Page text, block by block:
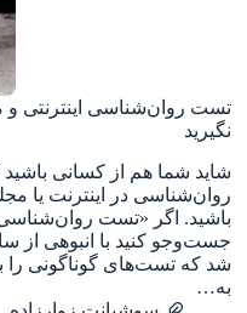
تست‌ روان‌شناسی اینترنتی
نگیرید
شاید شما هم از کسانی باشید
روان‌شناسی در اینترنت یا
باشید. اگر «تست
جست‌و‌جو کنید با انبوهی از
شد که تست‌های گوناگونی را
به…